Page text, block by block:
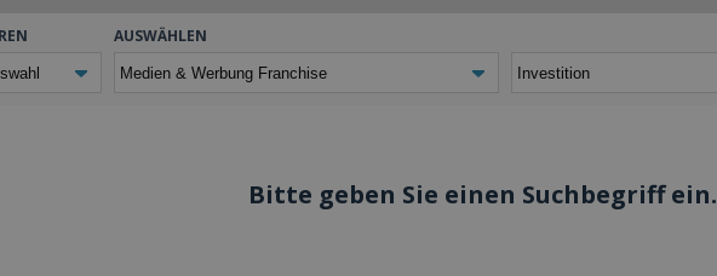
AUSWÄHLEN
Bitte geben Sie einen Suchbegriff ein.